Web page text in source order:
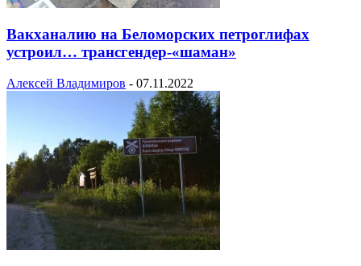
Вакханалию на Беломорских петроглифах
устроил… трансгендер-«шаман»
Алексей Владимиров - 07.11.2022